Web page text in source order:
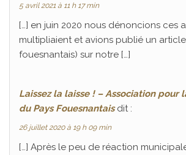
5 avril 2021 à 11 h 17 min
[…] en juin 2020 nous dénoncions ces
multipliaient et avions publié un article
fouesnantais) sur notre […]
Laissez la laisse ! – Association pour
du Pays Fouesnantais dit :
26 juillet 2020 à 19 h 09 min
[…] Après le peu de réaction